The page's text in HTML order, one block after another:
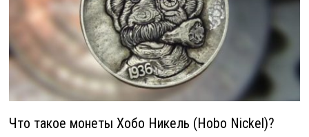
Что такое монеты Хобо Никель (Hobo Nickel)?